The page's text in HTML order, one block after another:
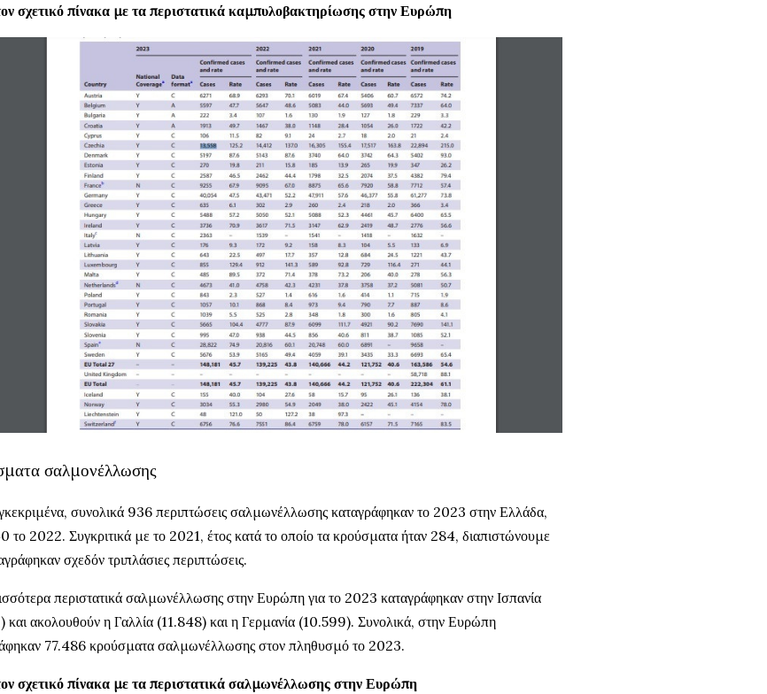
σχετικό πίνακα με τα περιστατικά καμπυλοβακτηρίωσης στην Ευρώπη
σαλμονέλλωσης
συνολικά 936 περιπτώσεις σαλμωνέλλωσης καταγράφηκαν το 2023 στην Ελλάδα,
το 2022. Συγκριτικά με το 2021, έτος κατά το οποίο τα κρούσματα ήταν 284, διαπιστώνουμε
σχεδόν τριπλάσιες περιπτώσεις.
περιστατικά σαλμωνέλλωσης στην Ευρώπη για το 2023 καταγράφηκαν στην Ισπανία
και ακολουθούν η Γαλλία (11.848) και η Γερμανία (10.599). Συνολικά, στην Ευρώπη
77.486 κρούσματα σαλμωνέλλωσης στον πληθυσμό το 2023.
σχετικό πίνακα με τα περιστατικά σαλμωνέλλωσης στην Ευρώπη